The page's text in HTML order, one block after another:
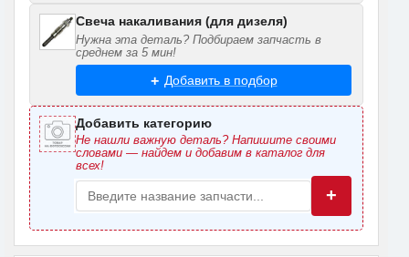
Свеча накаливания (для дизеля)
Нужна эта деталь? Подбираем запчасть в
среднем за 5 мин!
Добавить в подбор
Добавить категорию
Не нашли важную деталь? Напишите своими
словами — найдем и добавим в каталог для
всех!
+